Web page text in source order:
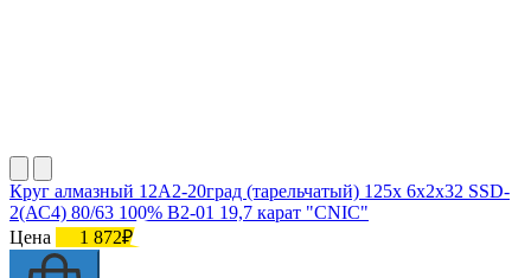
Круг алмазный 12А2-20град (тарельчатый) 125х 6х2х32 SSD-
2(АС4) 80/63 100% В2-01 19,7 карат "CNIC"
Цена
1 872₽